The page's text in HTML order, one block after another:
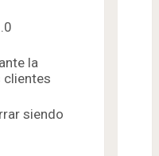
la
clientes
siendo